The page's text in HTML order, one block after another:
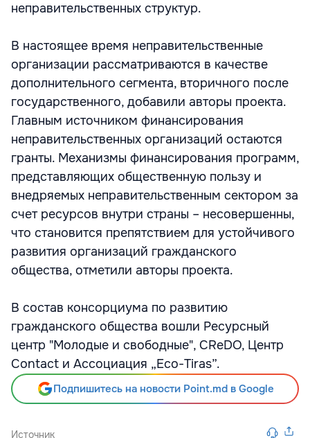
неправительственных структур.
В настоящее время неправительственные
организации рассматриваются в качестве
дополнительного сегмента, вторичного после
государственного, добавили авторы проекта.
Главным источником финансирования
неправительственных организаций остаются
гранты. Механизмы финансирования программ,
представляющих общественную пользу и
внедряемых неправительственным сектором за
счет ресурсов внутри страны – несовершенны,
что становится препятствием для устойчивого
развития организаций гражданского
общества, отметили авторы проекта.
В состав консорциума по развитию
гражданского общества вошли Ресурсный
центр "Молодые и свободные", CReDO, Центр
Contact и Ассоциация „Eco-Tiras”.
Подпишитесь на новости Point.md в Google
Источник